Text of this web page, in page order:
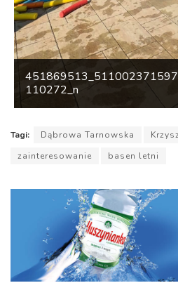
110272_n
Tagi: Dąbrowa Tarnowska
zainteresowanie
basen letni